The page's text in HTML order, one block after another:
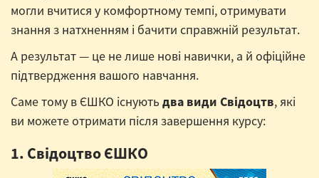
могли вчитися у комфортному темпі, отримувати
знання з натхненням і бачити справжній результат.
А результат — це не лише нові навички, а й офіційне
підтвердження вашого навчання.
Саме тому в ЄШКО існують два види Свідоцтв, які
ви можете отримати після завершення курсу:
1. Свідоцтво ЄШКО